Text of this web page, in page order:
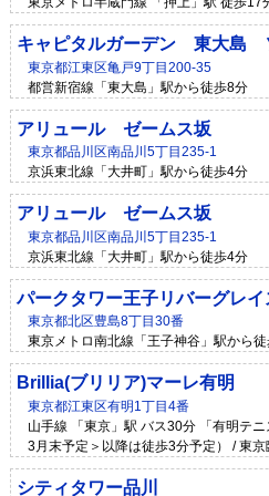
キャピタルガーデン 東大島
東京都江東区亀戸9丁目200-35
都営新宿線「東大島」駅から徒歩8分
アリュール ゼームス坂
東京都品川区南品川5丁目235-1
京浜東北線「大井町」駅から徒歩4分
アリュール ゼームス坂
東京都品川区南品川5丁目235-1
京浜東北線「大井町」駅から徒歩4分
パークタワー王子リバーグレイ
東京都北区豊島8丁目30番
東京メトロ南北線「王子神谷」駅から
Brillia(ブリリア)マーレ有明
東京都江東区有明1丁目4番
山手線 「東京」駅 バス30分 「有明テ
3月末予定＞以降は徒歩3分予定） / 東
シティタワー品川